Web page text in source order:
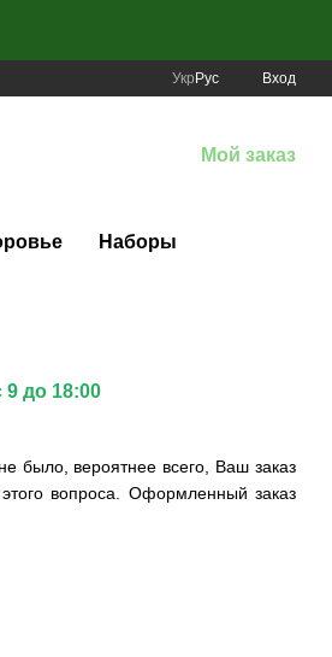
Укр Рус Вход
Мой заказ
Наборы
9 до 18:00
было, вероятнее всего, Ваш заказ
вопроса. Оформленный заказ